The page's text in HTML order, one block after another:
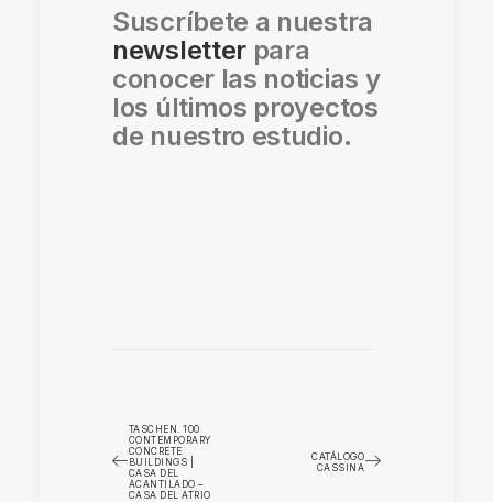
Suscríbete a nuestra
newsletter para
conocer las noticias y
los últimos proyectos
de nuestro estudio.
TASCHEN. 100
CONTEMPORARY
CONCRETE
BUILDINGS |
CASA DEL
ACANTILADO –
CASA DEL ATRIO
CATÁLOGO
CASSINA